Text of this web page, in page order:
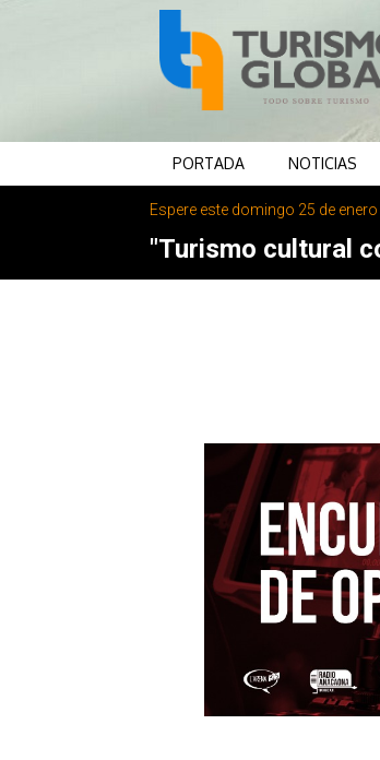
PORTADA NOTICIAS
Espere este domingo 25 de enero
"Turismo cultural